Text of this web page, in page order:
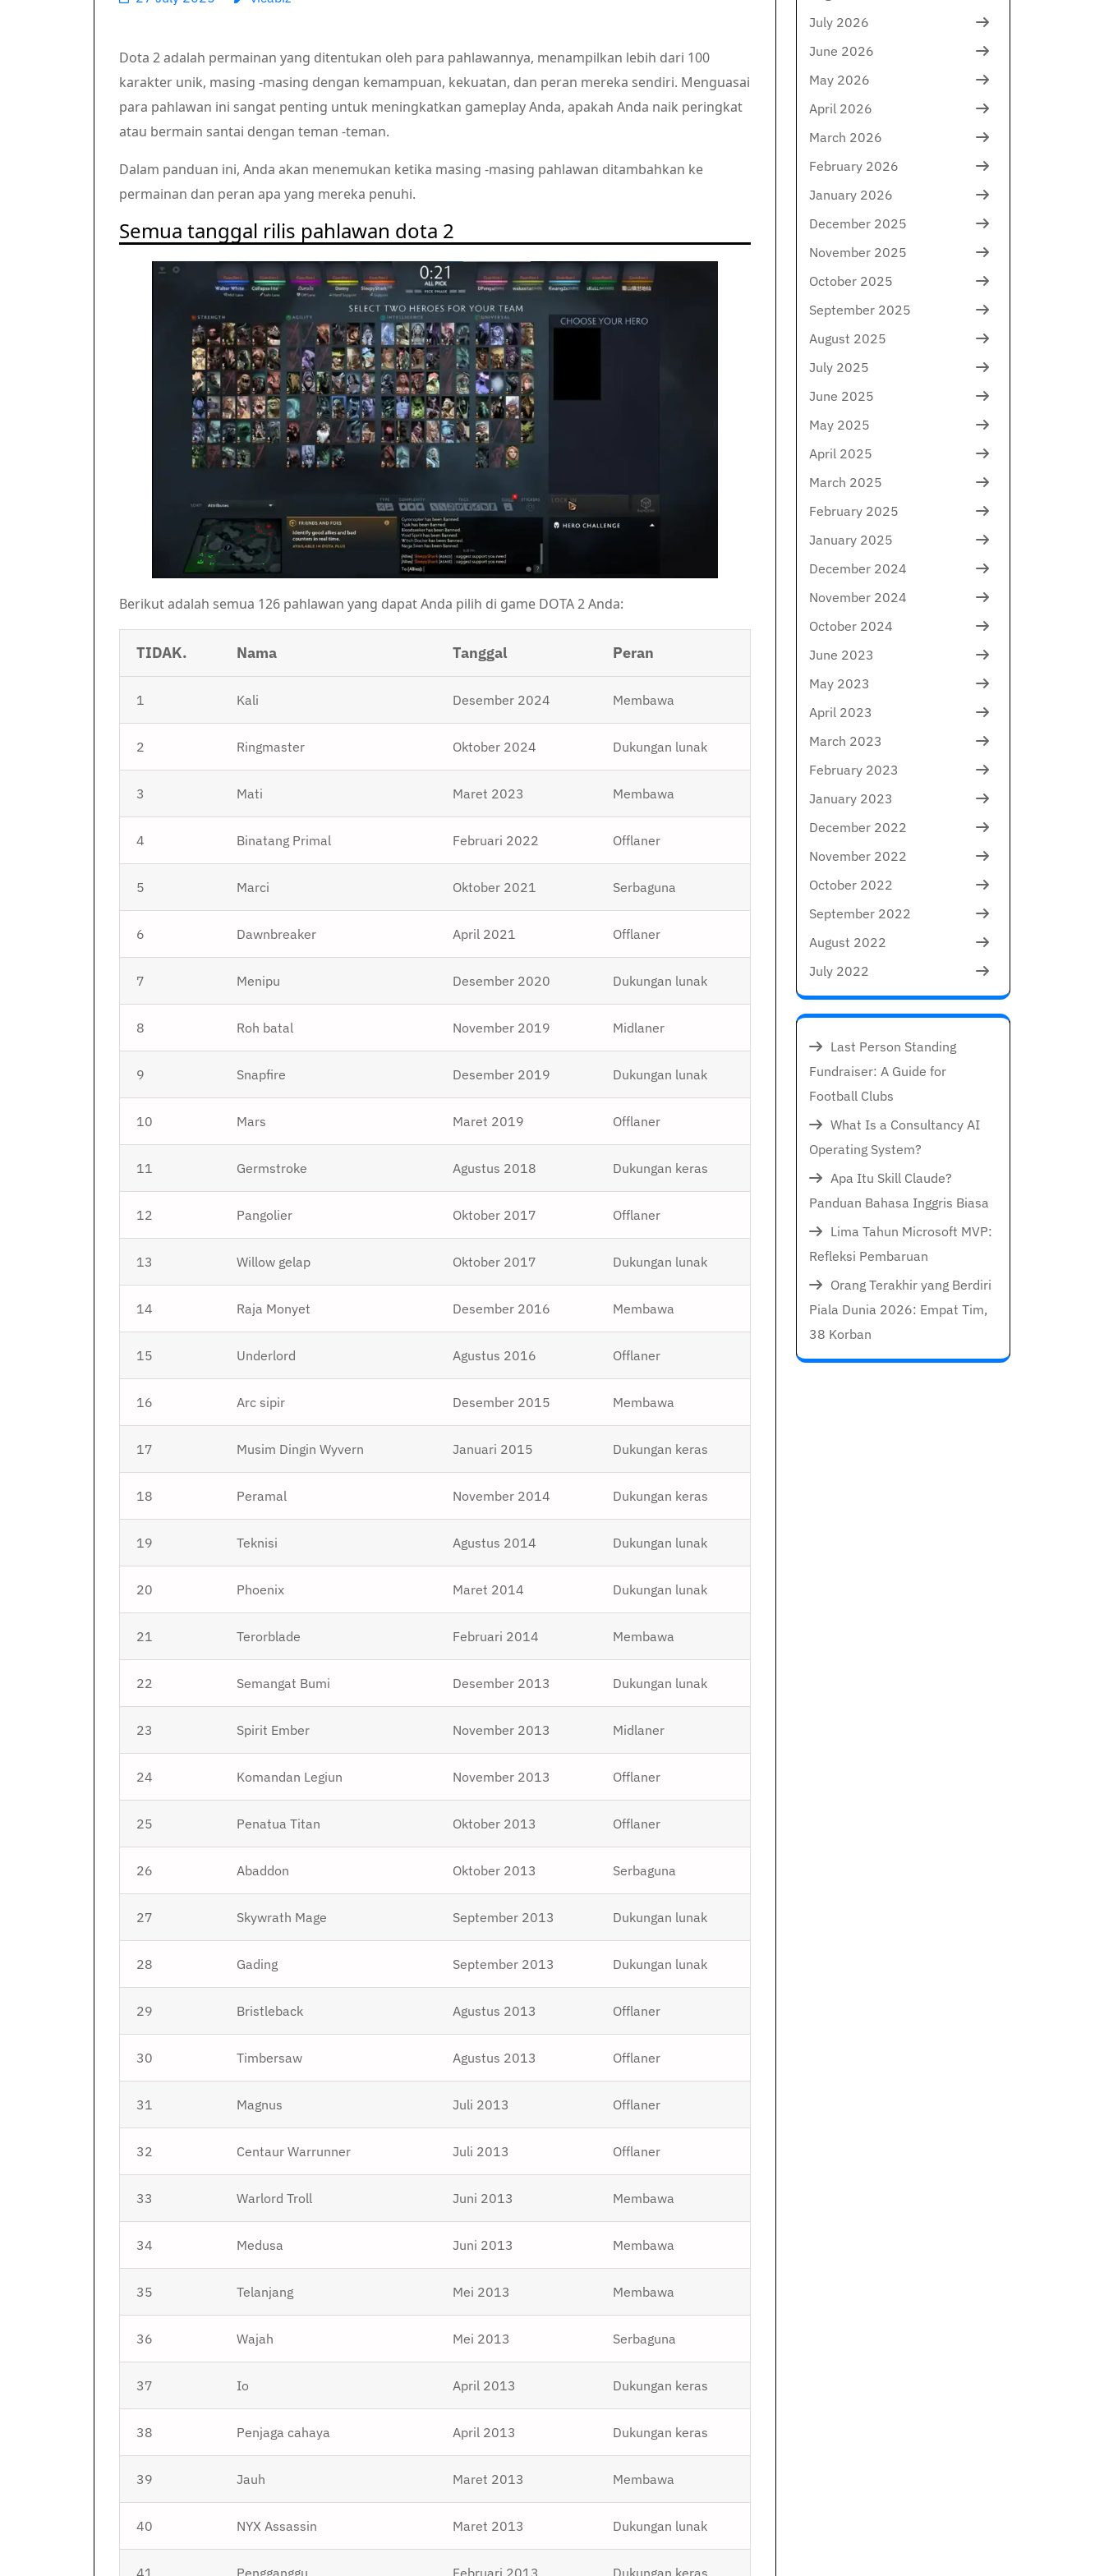
Dota 2 adalah permainan yang ditentukan oleh para pahlawannya, menampilkan lebih dari 100
karakter unik, masing -masing dengan kemampuan, kekuatan, dan peran mereka sendiri. Menguasai
para pahlawan ini sangat penting untuk meningkatkan gameplay Anda, apakah Anda naik peringkat
atau bermain santai dengan teman -teman.
Dalam panduan ini, Anda akan menemukan ketika masing -masing pahlawan ditambahkan ke
permainan dan peran apa yang mereka penuhi.
Semua tanggal rilis pahlawan dota 2
Berikut adalah semua 126 pahlawan yang dapat Anda pilih di game DOTA 2 Anda:
TIDAK. Nama Tanggal Peran
1 Kali Desember 2024 Membawa
2 Ringmaster Oktober 2024 Dukungan lunak
3 Mati Maret 2023 Membawa
4 Binatang Primal Februari 2022 Offlaner
5 Marci Oktober 2021 Serbaguna
6 Dawnbreaker April 2021 Offlaner
7 Menipu Desember 2020 Dukungan lunak
8 Roh batal November 2019 Midlaner
9 Snapfire Desember 2019 Dukungan lunak
10 Mars Maret 2019 Offlaner
11 Germstroke Agustus 2018 Dukungan keras
12 Pangolier Oktober 2017 Offlaner
13 Willow gelap Oktober 2017 Dukungan lunak
14 Raja Monyet Desember 2016 Membawa
15 Underlord Agustus 2016 Offlaner
16 Arc sipir Desember 2015 Membawa
17 Musim Dingin Wyvern Januari 2015 Dukungan keras
18 Peramal November 2014 Dukungan keras
19 Teknisi Agustus 2014 Dukungan lunak
20 Phoenix Maret 2014 Dukungan lunak
21 Terorblade Februari 2014 Membawa
22 Semangat Bumi Desember 2013 Dukungan lunak
23 Spirit Ember November 2013 Midlaner
24 Komandan Legiun November 2013 Offlaner
25 Penatua Titan Oktober 2013 Offlaner
26 Abaddon Oktober 2013 Serbaguna
27 Skywrath Mage September 2013 Dukungan lunak
28 Gading September 2013 Dukungan lunak
29 Bristleback Agustus 2013 Offlaner
30 Timbersaw Agustus 2013 Offlaner
31 Magnus Juli 2013 Offlaner
32 Centaur Warrunner Juli 2013 Offlaner
33 Warlord Troll Juni 2013 Membawa
34 Medusa Juni 2013 Membawa
35 Telanjang Mei 2013 Membawa
36 Wajah Mei 2013 Serbaguna
37 Io April 2013 Dukungan keras
38 Penjaga cahaya April 2013 Dukungan keras
39 Jauh Maret 2013 Membawa
40 NYX Assassin Maret 2013 Dukungan lunak
July 2026
June 2026
May 2026
April 2026
March 2026
February 2026
January 2026
December 2025
November 2025
October 2025
September 2025
August 2025
July 2025
June 2025
May 2025
April 2025
March 2025
February 2025
January 2025
December 2024
November 2024
October 2024
June 2023
May 2023
April 2023
March 2023
February 2023
January 2023
December 2022
November 2022
October 2022
September 2022
August 2022
July 2022
Last Person Standing
Fundraiser: A Guide for
Football Clubs
What Is a Consultancy AI
Operating System?
Apa Itu Skill Claude?
Panduan Bahasa Inggris Biasa
Lima Tahun Microsoft MVP:
Refleksi Pembaruan
Orang Terakhir yang Berdiri
Piala Dunia 2026: Empat Tim,
38 Korban